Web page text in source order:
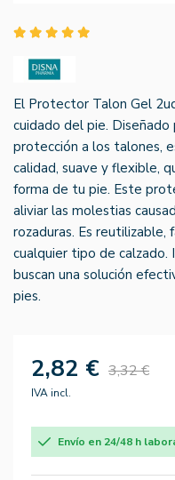
El Protector Talon Gel
cuidado del pie.
protección a los talones,
calidad, suave y flexible,
forma de tu pie. Este
aliviar las molestias
rozaduras. Es reutilizable,
cualquier tipo de calzado.
buscan una solución
pies.
2,82 € 3,32 €
IVA incl.
Envío en 24/48 h